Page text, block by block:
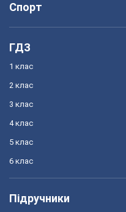
Спорт
ГДЗ
1 клас
2 клас
3 клас
4 клас
5 клас
6 клас
Підручники